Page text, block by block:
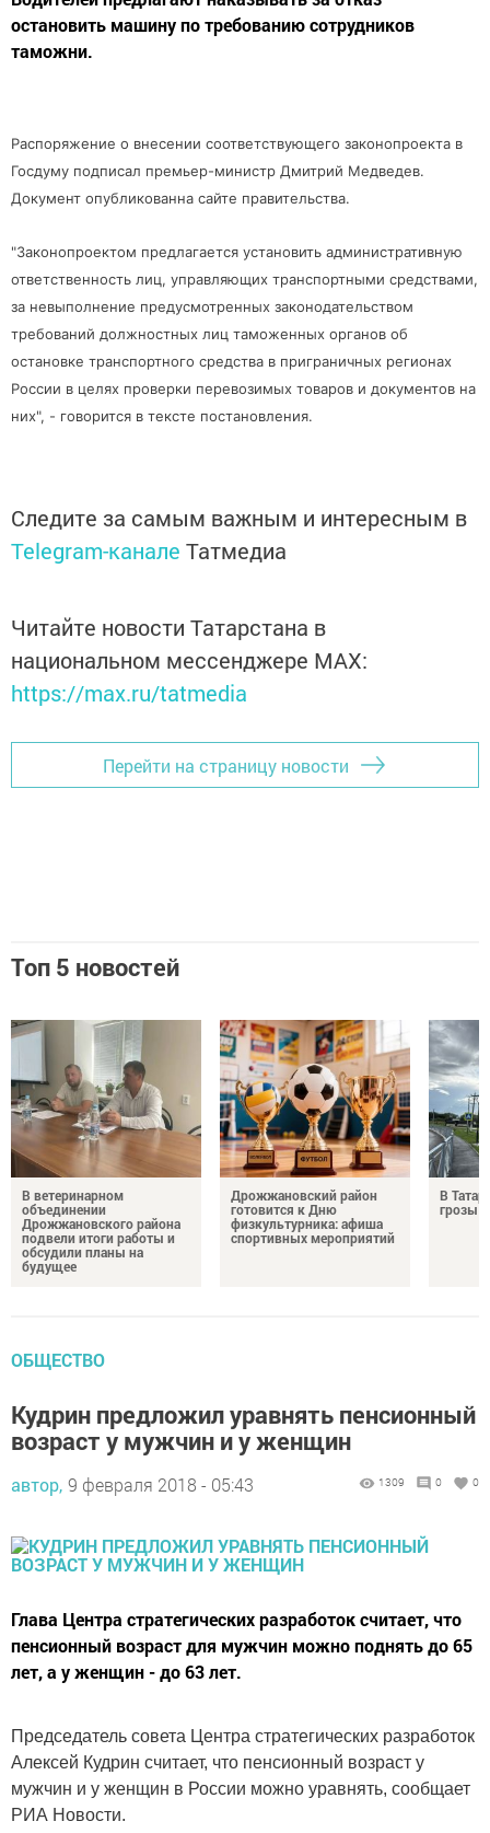
остановить машину по требованию сотрудников
таможни.
Распоряжение о внесении соответствующего законопроекта в
Госдуму подписал премьер-министр Дмитрий Медведев.
Документ опубликованна сайте правительства.
"Законопроектом предлагается установить административную
ответственность лиц, управляющих транспортными средствами,
за невыполнение предусмотренных законодательством
требований должностных лиц таможенных органов об
остановке транспортного средства в приграничных регионах
России в целях проверки перевозимых товаров и документов на
них", - говорится в тексте постановления.
Следите за самым важным и интересным в
Telegram-канале Татмедиа
Читайте новости Татарстана в
национальном мессенджере MАХ:
https://max.ru/tatmedia
Перейти на страницу новости
Топ 5 новостей
В ветеринарном
объединении
Дрожжановского района
подвели итоги работы и
обсудили планы на
будущее
Дрожжановский район
готовится к Дню
физкультурника: афиша
спортивных мероприятий
В
грозы
ОБЩЕСТВО
Кудрин предложил уравнять пенсионный
возраст у мужчин и у женщин
автор, 9 февраля 2018 - 05:43 1309 0 0
Глава Центра стратегических разработок считает, что
пенсионный возраст для мужчин можно поднять до 65
лет, а у женщин - до 63 лет.
Председатель совета Центра стратегических разработок
Алексей Кудрин считает, что пенсионный возраст у
мужчин и у женщин в России можно уравнять, сообщает
РИА Новости.